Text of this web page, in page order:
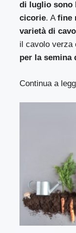
di luglio sono
cicorie. Afine
varietà di
il cavolo
per la semina
Continua a